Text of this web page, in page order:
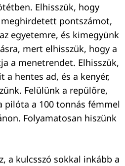
Elhisszük, hogy
pontszámot,
egyetemre, és kimegyünk
mert elhisszük, hogy a
a menetrendet. Elhisszük,
a hentes ad, és a kenyér,
Felülünk a repülőre,
pilóta a 100 tonnás fémmel
Folyamatosan hiszünk
a kulcsszó sokkal inkább a